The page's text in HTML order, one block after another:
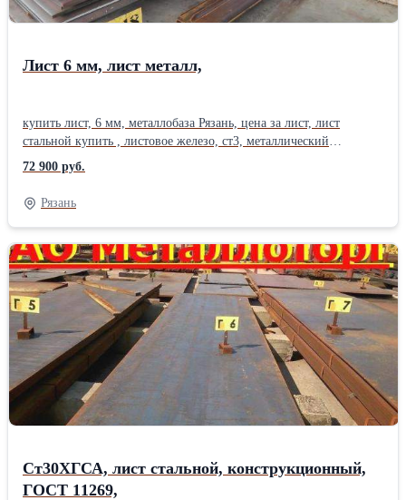
отопления.Производитель: Северсталь ГОСТ: ГОСТ 10704-80
Лист 6 мм, лист металл,
купить лист, 6 мм, металлобаза Рязань, цена за лист, лист
стальной купить , листовое железо, ст3, металлический
лист, гост 19903, Сталь листовая , толщина листа, от 2 мм до 160
мм. Лист металлический, размер листа 1250х2500 мм. Резка
металла в размер с высокой точностью , плазменная резка листа,
изготовление заготовок, резка газом. Отгрузка по весам.
Сертификат. Доставка по Рязанской области. Есть склады в 40
городах России.Отгрузка от 1 штуки, в розницу, резка
металла, работаем с частниками. , вес листа , сколько весит лист
, прайс лист , запросить у менеджера. листовой металл , раскрой
1500х6000мм.Продажа : 10ХСНД, ст3, ст20, ст09Г2С, ст45, ст35,
ст65г, лист рифленый, лист ПВЛ, оцинкованный лист, лист
холоднокатанный . Возможна оплата сбербанк-онлайн. Купить
металл: стальная арматура, арматура а1, а3, рифленая и гладкая,
полоса , квадрат , круглая труба, профильные трубы , балка,
двутавр, оцинковка, швеллер , уголок .Производитель: НЛМК
Состояние: Новый ГОСТ: ГОСТ 19903-90 Толщина: 6 мм Марка
72 900 руб.
Рязань
Ст30ХГСА, лист стальной, конструкционный,
ГОСТ 11269,